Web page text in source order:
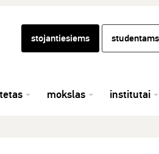
stojantiesiems studentams
mokslas institutai